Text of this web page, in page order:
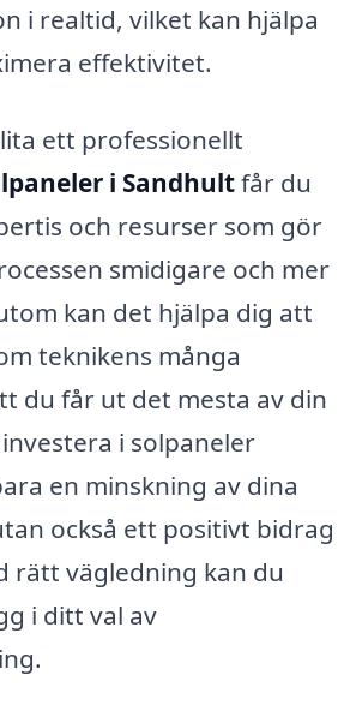
i realtid, vilket kan hjälpa
effektivitet.
ett professionellt
i Sandhultfår du
och resurser som gör
smidigare och mer
kan det hjälpa dig att
teknikens många
du får ut det mesta av din
i solpaneler
en minskning av dina
också ett positivt bidrag
rätt vägledning kan du
i ditt val av